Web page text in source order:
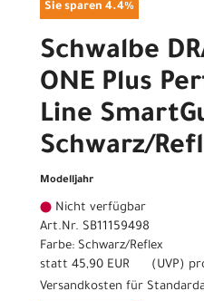
Sie sparen 4.4%
Schwalbe
ONE Plus
Line
Schwarz/
Modelljahr
Nicht verfügbar
Art.Nr. SB11159498
Farbe: Schwarz/Reflex
statt 45,90 EUR ( UVP)
Versandkosten für